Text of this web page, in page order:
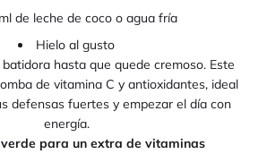
de leche de coco o agua fría
Hielo al gusto
hasta que quede cremoso. Este
de vitamina C y antioxidantes, ideal
defensas fuertes y empezar el día con
energía.
verde para un extra de vitaminas